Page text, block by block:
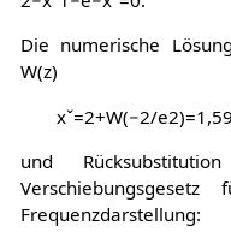
Die numerische
W(z)
xˇ=2+W(−2/e2)=1 ,59
und
Frequenzdarstellung: